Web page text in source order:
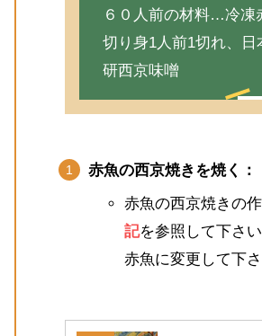
６０人前の材料…冷凍
切り身1人前1切れ、日
研西京味噌
赤魚の西京焼きを焼く：
赤魚の西京焼きの
記を参照して下さ
赤魚に変更して下さ